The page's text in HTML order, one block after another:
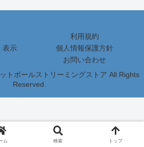
利用規約
表示
個人情報保護方針
お問い合わせ
トボールストリーミングストア All Rights
Reserved.
ム 検索 トップ